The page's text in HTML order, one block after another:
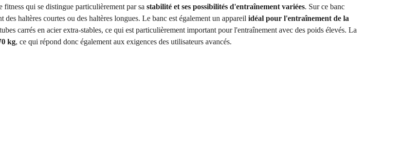
qui se distingue particulièrement par sa stabilité et ses possibilités d'entraînement variées. Sur ce banc
des haltères courtes ou des haltères longues. Le banc est également un appareil idéal pour l'entraînement de la
carrés en acier extra-stables, ce qui est particulièrement important pour l'entraînement avec des poids élevés. La
kg, ce qui répond donc également aux exigences des utilisateurs avancés.